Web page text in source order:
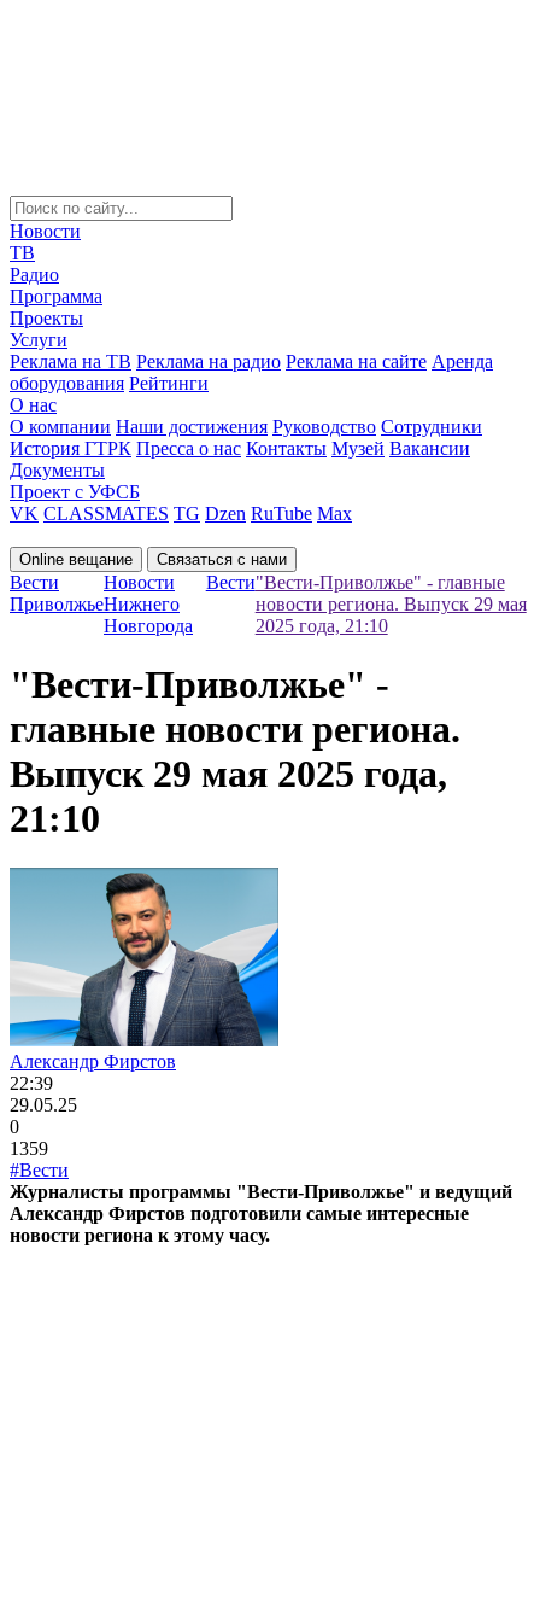
Новости
ТВ
Радио
Программа
Проекты
Услуги
Реклама на ТВ Реклама на радио Реклама на сайте Аренда
оборудования Рейтинги
О нас
О компании Наши достижения Руководство Сотрудники
История ГТРК Пресса о нас Контакты Музей Вакансии
Документы
Проект с УФСБ
VK CLASSMATES TG Dzen RuTube Max
Online вещание Связаться с нами
Вести
Приволжье
Новости
Нижнего
Новгорода
Вести"Вести-Приволжье" - главные
новости региона. Выпуск 29 мая
2025 года, 21:10
"Вести-Приволжье" -
главные новости региона.
Выпуск 29 мая 2025 года,
21:10
Александр Фирстов
22:39
29.05.25
0
1359
#Вести
Журналисты программы "Вести-Приволжье" и ведущий
Александр Фирстов подготовили самые интересные
новости региона к этому часу.